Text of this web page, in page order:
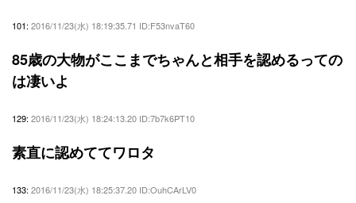
101: 2016/11/23(水) 18:19:35.71 ID:F53nvaT60
85歳の大物がここまでちゃんと相手を認めるっての
は凄いよ
129: 2016/11/23(水) 18:24:13.20 ID:7b7k6PT10
素直に認めててワロタ
133: 2016/11/23(水) 18:25:37.20 ID:OuhCArLV0